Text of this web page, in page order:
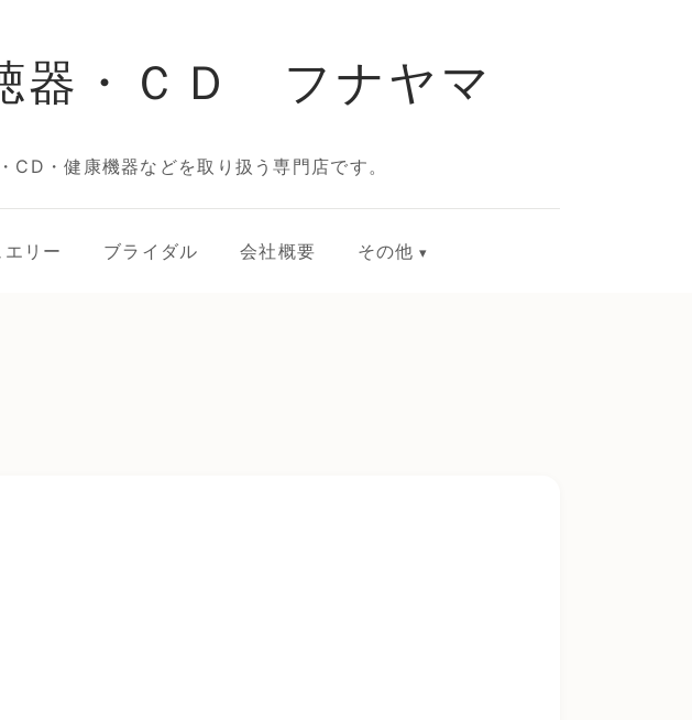
器・ＣＤ フナヤマ
・健康機器などを取り扱う専門店です。
エリー ブライダル 会社概要 その他